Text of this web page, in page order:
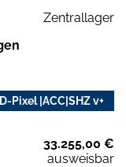
Zentrallager
Pixel |ACC|SHZ v+
33.255,00 €
ausweisbar